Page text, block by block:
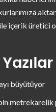
içerik üretici
büyütüyor
bin